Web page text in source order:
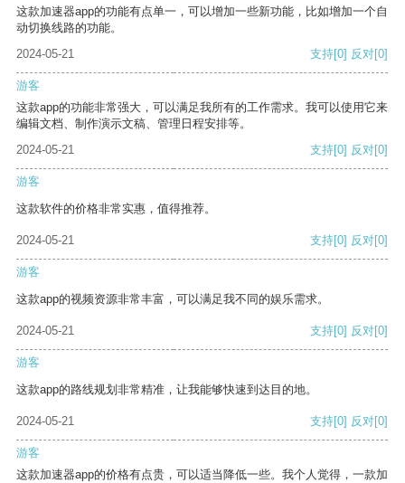
这款加速器app的功能有点单一，可以增加一些新功能，比如增加一个自
动切换线路的功能。
2024-05-21
支持[0] 反对[0]
游客
这款app的功能非常强大，可以满足我所有的工作需求。我可以使用它来
编辑文档、制作演示文稿、管理日程安排等。
2024-05-21
支持[0] 反对[0]
游客
这款软件的价格非常实惠，值得推荐。
2024-05-21 支持[0] 反对[0]
游客
这款app的视频资源非常丰富，可以满足我不同的娱乐需求。
2024-05-21 支持[0] 反对[0]
游客
这款app的路线规划非常精准，让我能够快速到达目的地。
2024-05-21 支持[0] 反对[0]
游客
这款加速器app的价格有点贵，可以适当降低一些。我个人觉得，一款加